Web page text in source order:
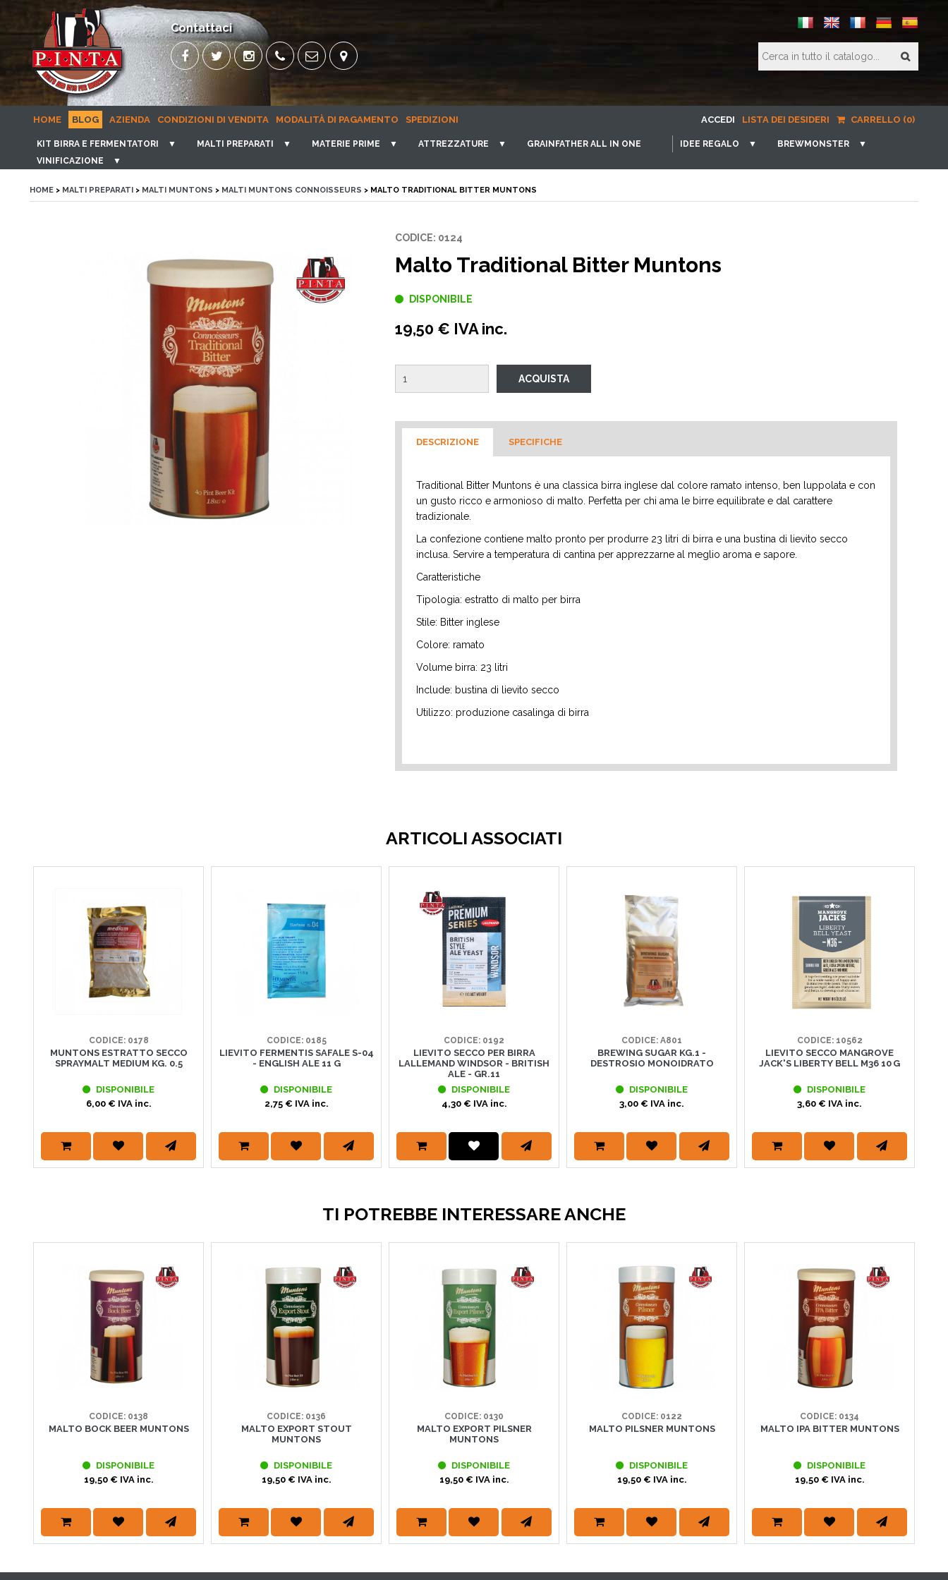
Contattaci
HOME BLOG AZIENDA CONDIZIONI DI VENDITA MODALITÀ DI PAGAMENTO SPEDIZIONI ACCEDI LISTA DEI DESIDERI CARRELLO (0)
KIT BIRRA E FERMENTATORI ▼ MALTI PREPARATI ▼ MATERIE PRIME ▼ ATTREZZATURE ▼ GRAINFATHER ALL IN ONE IDEE REGALO ▼ BREWMONSTER
▼
VINIFICAZIONE
▼
HOME > MALTI PREPARATI > MALTI MUNTONS > MALTI MUNTONS CONNOISSEURS > MALTO TRADITIONAL BITTER MUNTONS
CODICE: 0124
Malto Traditional Bitter Muntons
DISPONIBILE
19,50 € IVA inc.
DESCRIZIONE SPECIFICHE
Traditional Bitter Muntons è una classica birra inglese dal colore ramato intenso, ben luppolata e con
un gusto ricco e armonioso di malto. Perfetta per chi ama le birre equilibrate e dal carattere
tradizionale.
La confezione contiene malto pronto per produrre 23 litri di birra e una bustina di lievito secco
inclusa. Servire a temperatura di cantina per apprezzarne al meglio aroma e sapore.
Caratteristiche
Tipologia: estratto di malto per birra
Stile: Bitter inglese
Colore: ramato
Volume birra: 23 litri
Include: bustina di lievito secco
Utilizzo: produzione casalinga di birra
ARTICOLI ASSOCIATI
CODICE: 0178
MUNTONS ESTRATTO SECCO
SPRAYMALT MEDIUM KG. 0.5
DISPONIBILE
6,00 € IVA inc.
CODICE: 0185
LIEVITO FERMENTIS SAFALE S-04
- ENGLISH ALE 11 G
DISPONIBILE
2,75 € IVA inc.
CODICE: 0192
LIEVITO SECCO PER BIRRA
LALLEMAND WINDSOR - BRITISH
ALE - GR.11
DISPONIBILE
4,30 € IVA inc.
CODICE: A801
BREWING SUGAR KG.1 -
DESTROSIO MONOIDRATO
DISPONIBILE
3,00 € IVA inc.
CODICE: 10562
LIEVITO SECCO MANGROVE
JACK'S LIBERTY BELL M36 10 G
DISPONIBILE
3,60 € IVA inc.
TI POTREBBE INTERESSARE ANCHE
CODICE: 0138
MALTO BOCK BEER MUNTONS
DISPONIBILE
19,50 € IVA inc.
CODICE: 0136
MALTO EXPORT STOUT
MUNTONS
DISPONIBILE
19,50 € IVA inc.
CODICE: 0130
MALTO EXPORT PILSNER
MUNTONS
DISPONIBILE
19,50 € IVA inc.
CODICE: 0122
MALTO PILSNER MUNTONS
DISPONIBILE
19,50 € IVA inc.
CODICE: 0134
MALTO IPA BITTER MUNTONS
DISPONIBILE
19,50 € IVA inc.